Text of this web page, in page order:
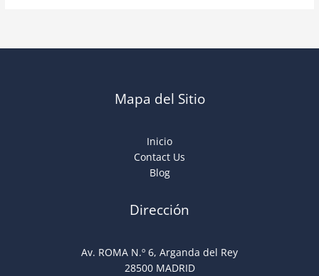
Mapa del Sitio
Inicio
Contact Us
Blog
Dirección
Av. ROMA N.º 6, Arganda del Rey
28500 MADRID